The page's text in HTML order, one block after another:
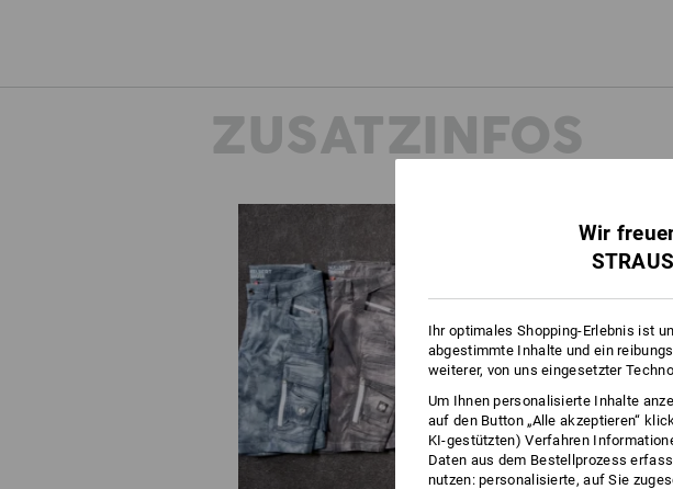
ZUSATZINFOS
Wir
Ihr optimales Shopping-Erlebnis ist
abgestimmte Inhalte und ein
weiterer, von uns eingesetzter
Um Ihnen personalisierte Inhalte
auf den Button „Alle akzeptieren“
KI-gestützten) Verfahren
Daten aus dem Bestellprozess
nutzen: personalisierte, auf Sie